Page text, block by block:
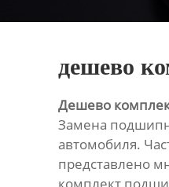
дешево
Дешево
Замена
автомобиля.
представлено